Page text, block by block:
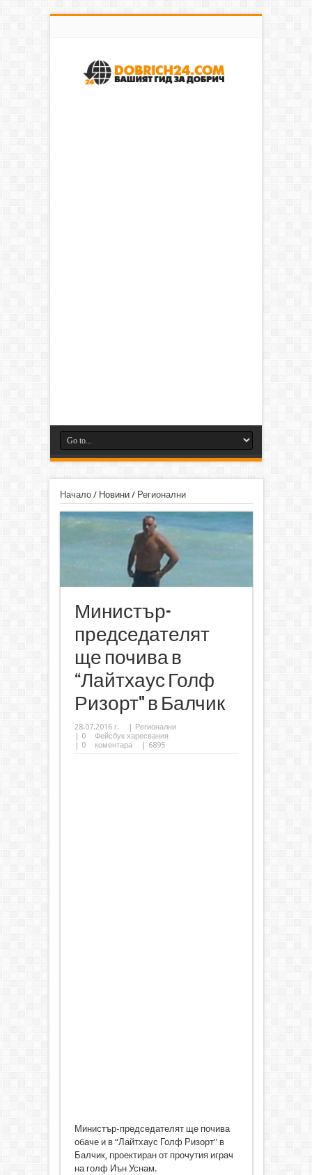
Начало/ Новини/ Регионални
Министър-
председателят
ще почива в
“Лайтхаус Голф
Ризорт" в Балчик
28.07.2016 г.
Регионални
0
Фейсбук харесвания
0 коментара | 6895
Министър-председателят ще почива
обаче и в “Лайтхаус Голф Ризорт" в
Балчик, проектиран от прочутия играч
на голф Иън Уснам.